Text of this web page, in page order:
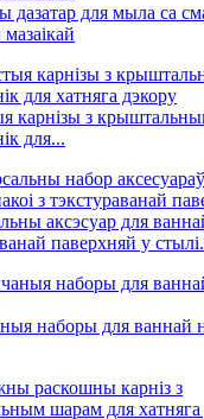
дазатар для мыла са
карнізы з
для...
аксэсуар для
паверхняй у
наборы для ваннай